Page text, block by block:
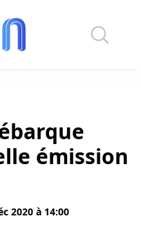
émission
2020 à 14:00